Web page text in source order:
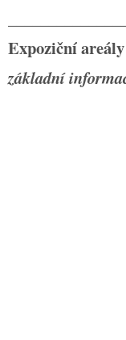
Expoziční areály
základní